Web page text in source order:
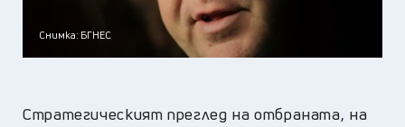
Снимка: БГНЕС
Стратегическият преглед на отбраната, на